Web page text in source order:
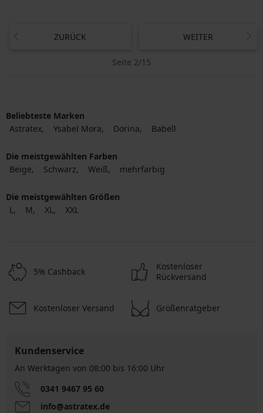
ZURÜCK WEITER
Seite 2/15
Beliebteste Marken
Astratex
Ysabel Mora Dorina Babell
Die meistgewählten Farben
Beige
Schwarz Weiß mehrfarbig
Die meistgewählten Größen
L
M XL XXL
5% Cashback
Kostenloser
Rückversand
Kostenloser Versand Größenratgeber
Kundenservice
An Werktagen von 08:00 bis 16:00 Uhr
0341 9467 95 60
info@astratex.de